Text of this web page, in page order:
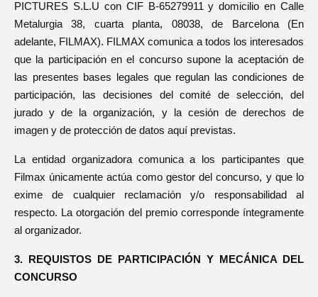
PICTURES S.L.U con CIF B-65279911 y domicilio en Calle
Metalurgia 38, cuarta planta, 08038, de Barcelona (En
adelante, FILMAX). FILMAX comunica a todos los interesados
que la participación en el concurso supone la aceptación de
las presentes bases legales que regulan las condiciones de
participación, las decisiones del comité de selección, del
jurado y de la organización, y la cesión de derechos de
imagen y de protección de datos aquí previstas.
La entidad organizadora comunica a los participantes que
Filmax únicamente actúa como gestor del concurso, y que lo
exime de cualquier reclamación y/o responsabilidad al
respecto. La otorgación del premio corresponde íntegramente
al organizador.
3. REQUISTOS DE PARTICIPACIÓN Y MECÁNICA DEL
CONCURSO